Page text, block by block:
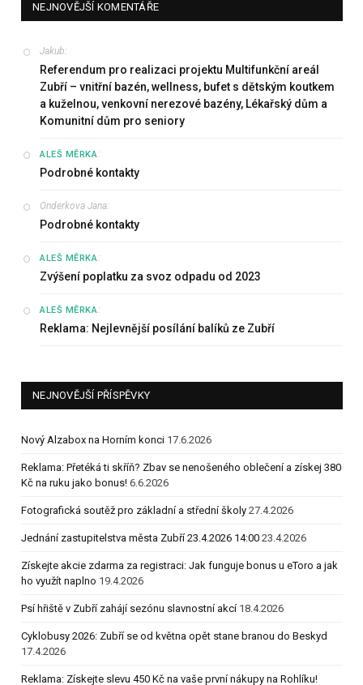
NEJNOVĚJŠÍ KOMENTÁŘE
Jakub:
Referendum pro realizaci projektu Multifunkční areál
Zubří – vnitřní bazén, wellness, bufet s dětským koutkem
a kuželnou, venkovní nerezové bazény, Lékařský dům a
Komunitní dům pro seniory
ALEŠ MĚRKA:
Podrobné kontakty
Onderkova Jana:
Podrobné kontakty
ALEŠ MĚRKA:
Zvýšení poplatku za svoz odpadu od 2023
ALEŠ MĚRKA:
Reklama: Nejlevnější posílání balíků ze Zubří
NEJNOVĚJŠÍ PŘÍSPĚVKY
Nový Alzabox na Horním konci 17.6.2026
Reklama: Přetéká ti skříň? Zbav se nenošeného oblečení a získej 380
Kč na ruku jako bonus! 6.6.2026
Fotografická soutěž pro základní a střední školy 27.4.2026
Jednání zastupitelstva města Zubří 23.4.2026 14:00 23.4.2026
Získejte akcie zdarma za registraci: Jak funguje bonus u eToro a jak
ho využít naplno 19.4.2026
Psí hřiště v Zubří zahájí sezónu slavnostní akcí 18.4.2026
Cyklobusy 2026: Zubří se od května opět stane branou do Beskyd
17.4.2026
Reklama: Získejte slevu 450 Kč na vaše první nákupy na Rohlíku!